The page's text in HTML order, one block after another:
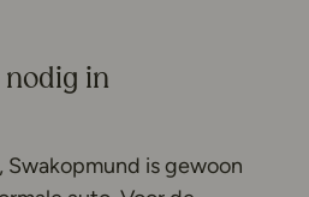
nodig in
is gewoon